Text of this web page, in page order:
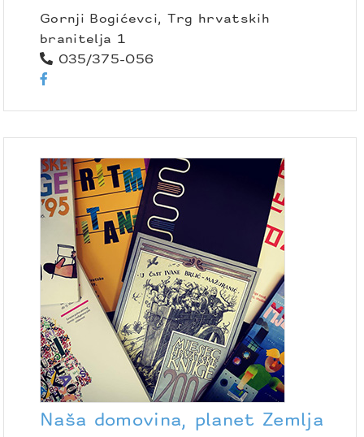
Gornji Bogićevci, Trg hrvatskih
branitelja 1
035/375-056
Naša domovina, planet Zemlja